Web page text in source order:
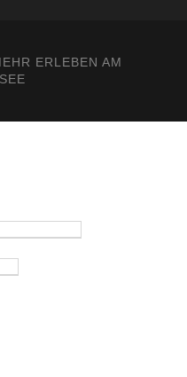
ERLEBEN AM